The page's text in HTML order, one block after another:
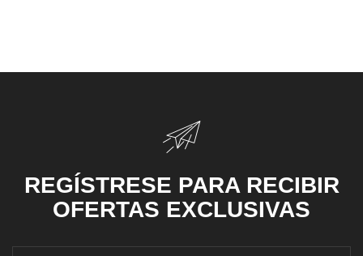
REGÍSTRESE PARA RECIBIR
OFERTAS EXCLUSIVAS